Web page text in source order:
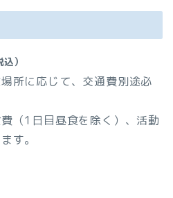
込）
所に応じて、交通費別途必
（1日目昼食を除く）、活動
す。